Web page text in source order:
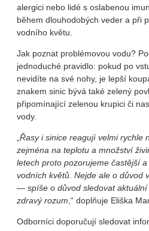
alergici nebo lidé s oslabenou
během dlouhodobých veder a při
vodního květu.
Jak poznat problémovou vodu?
jednoduché pravidlo: pokud po
nevidíte na své nohy, je lepší
znakem sinic bývá také zelený
připomínající zelenou krupici či
vody.
„Řasy i sinice reagují velmi rychle
zejména na teplotu a množství
letech proto pozorujeme častější
vodních květů. Nejde ale o důvod
— spíše o důvod sledovat
zdravý rozum,“ doplňuje Eliška
Odborníci doporučují sledovat